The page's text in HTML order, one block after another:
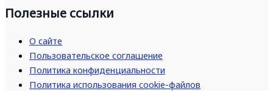
Полезные ссылки
О сайте
Пользовательское соглашение
Политика конфиденциальности
Политика использования cookie-файлов